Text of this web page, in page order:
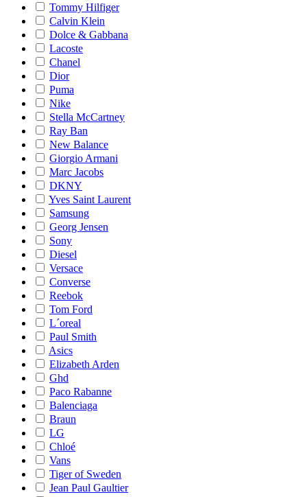
Tommy Hilfiger
Calvin Klein
Dolce & Gabbana
Lacoste
Chanel
Dior
Puma
Nike
Stella McCartney
Ray Ban
New Balance
Giorgio Armani
Marc Jacobs
DKNY
Yves Saint Laurent
Samsung
Georg Jensen
Sony
Diesel
Versace
Converse
Reebok
Tom Ford
L´oreal
Paul Smith
Asics
Elizabeth Arden
Ghd
Paco Rabanne
Balenciaga
Braun
LG
Chloé
Vans
Tiger of Sweden
Jean Paul Gaultier